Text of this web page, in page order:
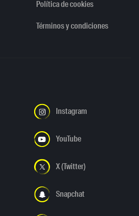
Política de cookies
Términos y condiciones
Instagram
YouTube
X (Twitter)
Snapchat